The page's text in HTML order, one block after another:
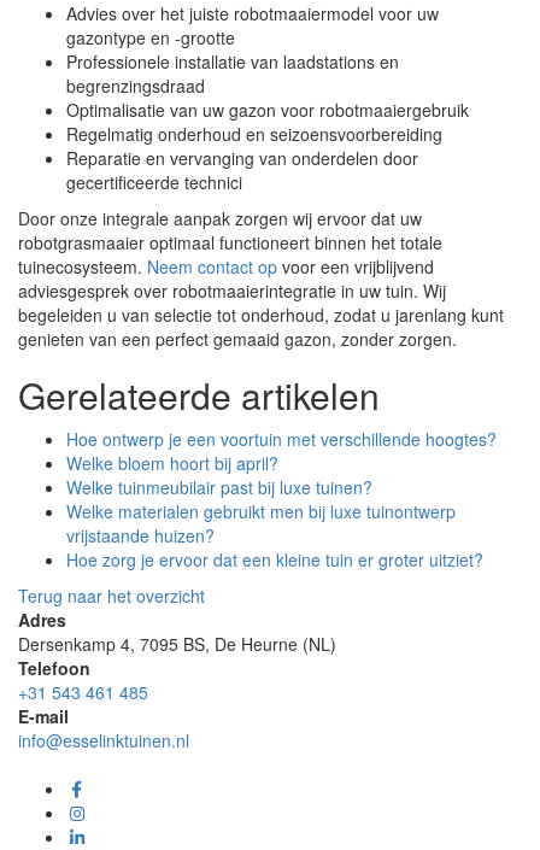
Advies over het juiste robotmaaiermodel voor uw
gazontype en -grootte
Professionele installatie van laadstations en
begrenzingsdraad
Optimalisatie van uw gazon voor robotmaaiergebruik
Regelmatig onderhoud en seizoensvoorbereiding
Reparatie en vervanging van onderdelen door
gecertificeerde technici
Door onze integrale aanpak zorgen wij ervoor dat uw
robotgrasmaaier optimaal functioneert binnen het totale
tuinecosysteem. Neem contact op voor een vrijblijvend
adviesgesprek over robotmaaierintegratie in uw tuin. Wij
begeleiden u van selectie tot onderhoud, zodat u jarenlang kunt
genieten van een perfect gemaaid gazon, zonder zorgen.
Gerelateerde artikelen
Hoe ontwerp je een voortuin met verschillende hoogtes?
Welke bloem hoort bij april?
Welke tuinmeubilair past bij luxe tuinen?
Welke materialen gebruikt men bij luxe tuinontwerp
vrijstaande huizen?
Hoe zorg je ervoor dat een kleine tuin er groter uitziet?
Terug naar het overzicht
Adres
Dersenkamp 4, 7095 BS, De Heurne (NL)
Telefoon
+31 543 461 485
E-mail
info@esselinktuinen.nl